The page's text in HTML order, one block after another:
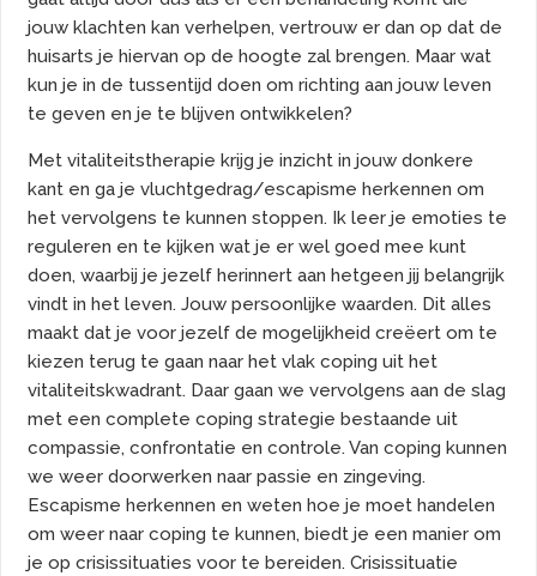
jouw klachten kan verhelpen, vertrouw er dan op dat de
huisarts je hiervan op de hoogte zal brengen. Maar wat
kun je in de tussentijd doen om richting aan jouw leven
te geven en je te blijven ontwikkelen?
Met vitaliteitstherapie krijg je inzicht in jouw donkere
kant en ga je vluchtgedrag/escapisme herkennen om
het vervolgens te kunnen stoppen. Ik leer je emoties te
reguleren en te kijken wat je er wel goed mee kunt
doen, waarbij je jezelf herinnert aan hetgeen jij belangrijk
vindt in het leven. Jouw persoonlijke waarden. Dit alles
maakt dat je voor jezelf de mogelijkheid creëert om te
kiezen terug te gaan naar het vlak coping uit het
vitaliteitskwadrant. Daar gaan we vervolgens aan de slag
met een complete coping strategie bestaande uit
compassie, confrontatie en controle. Van coping kunnen
we weer doorwerken naar passie en zingeving.
Escapisme herkennen en weten hoe je moet handelen
om weer naar coping te kunnen, biedt je een manier om
je op crisissituaties voor te bereiden. Crisissituatie